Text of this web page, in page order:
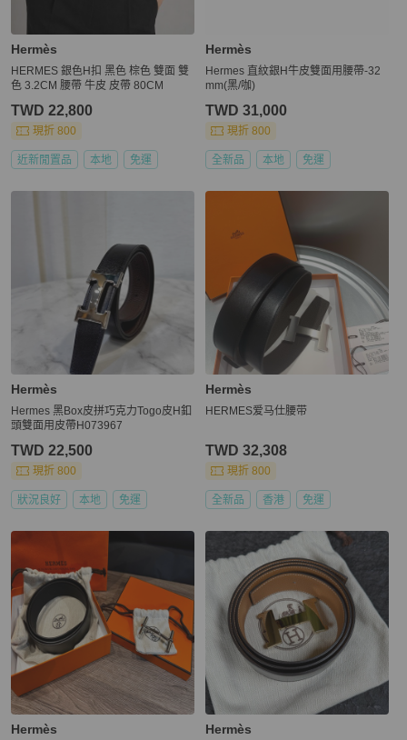
Hermès
HERMES 銀色H扣 黑色 棕色 雙面 雙
色 3.2CM 腰帶 牛皮 皮帶 80CM
TWD 22,800
現折 800
近新閒置品 本地 免運
Hermès
Hermes 直紋銀H牛皮雙面用腰帶-32
mm(黑/咖)
TWD 31,000
現折 800
全新品 本地 免運
Hermès
Hermes 黑Box皮拼巧克力Togo皮H釦
頭雙面用皮帶H073967
TWD 22,500
現折 800
狀況良好 本地 免運
Hermès
HERMES爱马仕腰带
TWD 32,308
現折 800
全新品 香港 免運
Hermès Hermès